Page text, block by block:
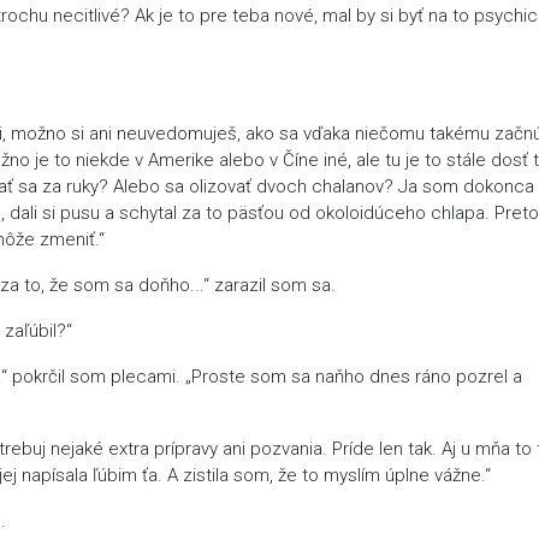
necitlivé? Ak je to pre teba nové, mal by si byť na to
možno si ani neuvedomuješ, ako sa vďaka niečomu takému
je to niekde v Amerike alebo v Číne iné, ale tu je to stále dosť
sa za ruky? Alebo sa olizovať dvoch chalanov? Ja som dokonca
dali si pusu a schytal za to päsťou od okoloidúceho chlapa.
zmeniť.“
to, že som sa doňho...“ zarazil som sa.
pokrčil som plecami. „Proste som sa naňho dnes ráno pozrel a
nejaké extra prípravy ani pozvania. Príde len tak. Aj u mňa to
napísala ľúbim ťa. A zistila som, že to myslím úplne vážne.“